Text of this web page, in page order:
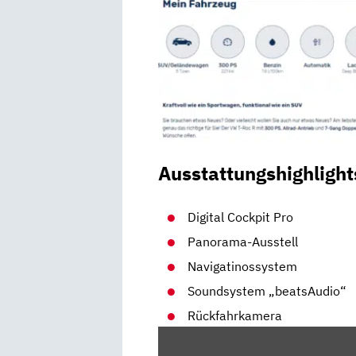
Digital Cockpit Pro
Panorama-Ausstell
Navigatinossystem
Soundsystem „beatsAudio“
Rückfahrkamera